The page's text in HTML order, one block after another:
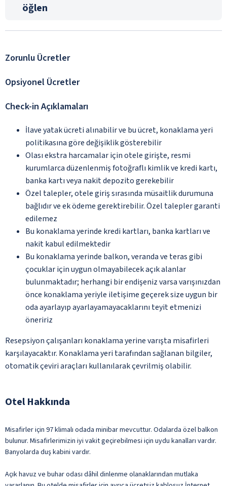
öğlen
Zorunlu Ücretler
Opsiyonel Ücretler
Check-in Açıklamaları
İlave yatak ücreti alınabilir ve bu ücret, konaklama yeri
politikasına göre değişiklik gösterebilir
Olası ekstra harcamalar için otele girişte, resmi
kurumlarca düzenlenmiş fotoğraflı kimlik ve kredi kartı,
banka kartı veya nakit depozito gerekebilir
Özel talepler, otele giriş sırasında müsaitlik durumuna
bağlıdır ve ek ödeme gerektirebilir. Özel talepler garanti
edilemez
Bu konaklama yerinde kredi kartları, banka kartları ve
nakit kabul edilmektedir
Bu konaklama yerinde balkon, veranda ve teras gibi
çocuklar için uygun olmayabilecek açık alanlar
bulunmaktadır; herhangi bir endişeniz varsa varışınızdan
önce konaklama yeriyle iletişime geçerek size uygun bir
oda ayarlayıp ayarlayamayacaklarını teyit etmenizi
öneririz
Resepsiyon çalışanları konaklama yerine varışta misafirleri
karşılayacaktır. Konaklama yeri tarafından sağlanan bilgiler,
otomatik çeviri araçları kullanılarak çevrilmiş olabilir.
Otel Hakkında
Misafirler için 97 klimalı odada minibar mevcuttur. Odalarda özel balkon
bulunur. Misafirlerimizin iyi vakit geçirebilmesi için uydu kanalları vardır.
Banyolarda duş kabini vardır.
Açık havuz ve buhar odası dâhil dinlenme olanaklarından mutlaka